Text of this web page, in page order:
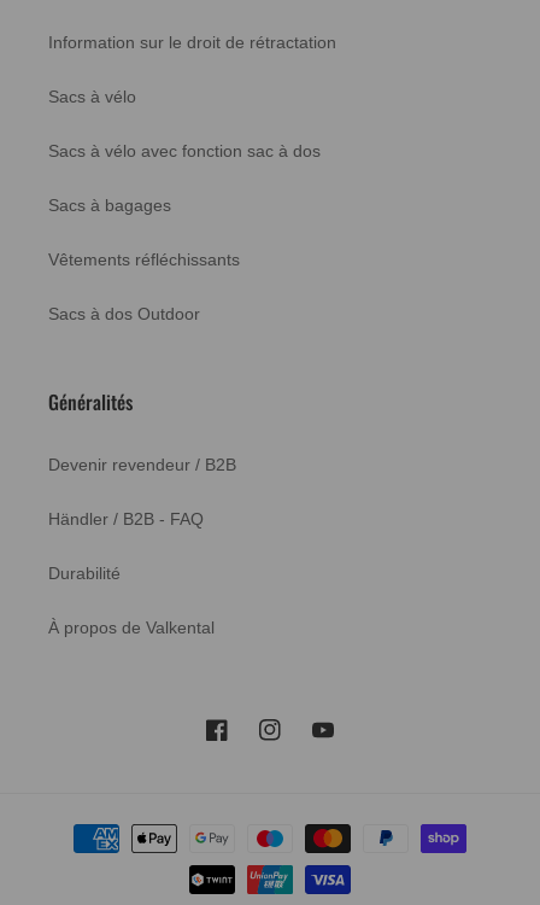
Information sur le droit de rétractation
Sacs à vélo
Sacs à vélo avec fonction sac à dos
Sacs à bagages
Vêtements réfléchissants
Sacs à dos Outdoor
Généralités
Devenir revendeur / B2B
Händler / B2B - FAQ
Durabilité
À propos de Valkental
FacebookInstagramYouTube
Méthodes